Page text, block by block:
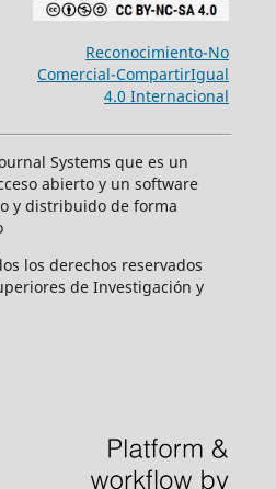
Reconocimiento-No
Comercial-CompartirIgual
4.0 Internacional
Systems que es un
abierto y un software
y distribuido de forma
los derechos reservados
de Investigación y